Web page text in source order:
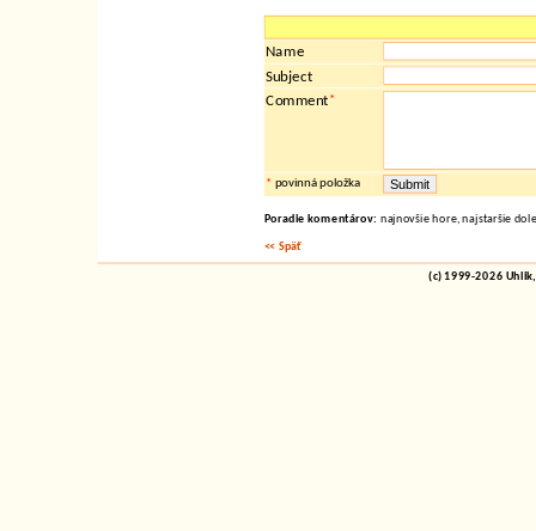
Name
Subject
Comment*
* povinná položka
Poradie komentárov: najnovšie hore, najstaršie dole
<< Späť
(c) 1999-2026 Uhlik,